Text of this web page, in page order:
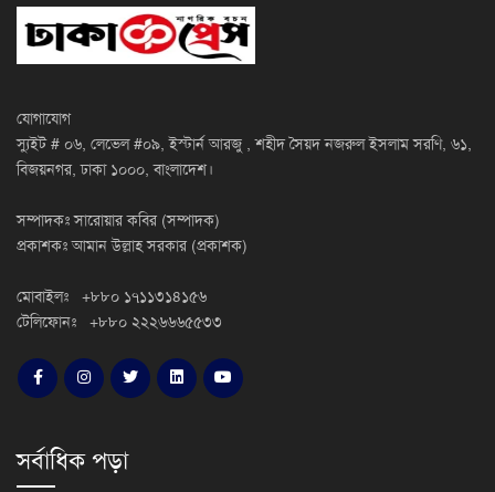
যোগাযোগ
স্যুইট # ০৬, লেভেল #০৯, ইস্টার্ন আরজু , শহীদ সৈয়দ নজরুল ইসলাম সরণি, ৬১,
বিজয়নগর, ঢাকা ১০০০, বাংলাদেশ।
সম্পাদকঃ সারোয়ার কবির (সম্পাদক)
প্রকাশকঃ আমান উল্লাহ সরকার (প্রকাশক)
মোবাইলঃ +৮৮০ ১৭১১৩১৪১৫৬
টেলিফোনঃ +৮৮০ ২২২৬৬৬৫৫৩৩
সর্বাধিক পড়া